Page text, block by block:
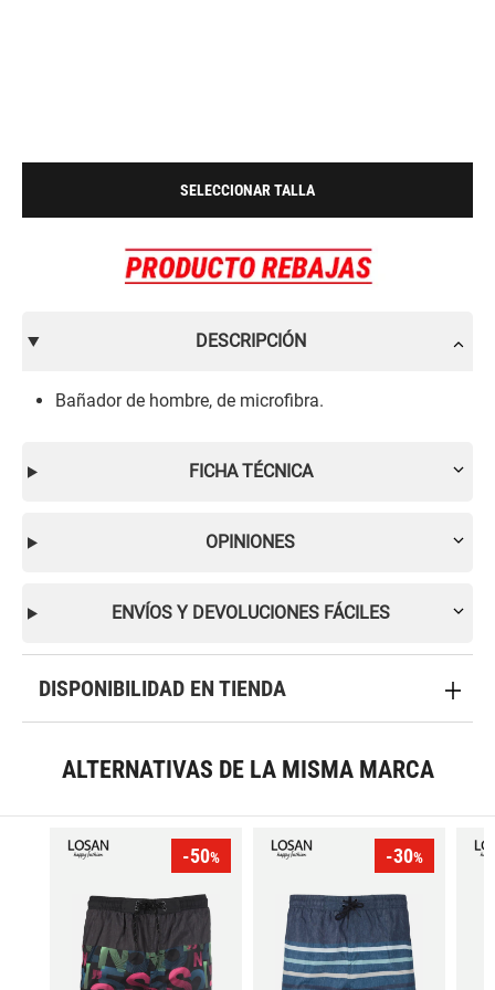
SELECCIONAR TALLA
DESCRIPCIÓN
Bañador de hombre, de microfibra.
FICHA TÉCNICA
OPINIONES
ENVÍOS Y DEVOLUCIONES FÁCILES
DISPONIBILIDAD EN TIENDA
ALTERNATIVAS DE LA MISMA MARCA
-50% -30%